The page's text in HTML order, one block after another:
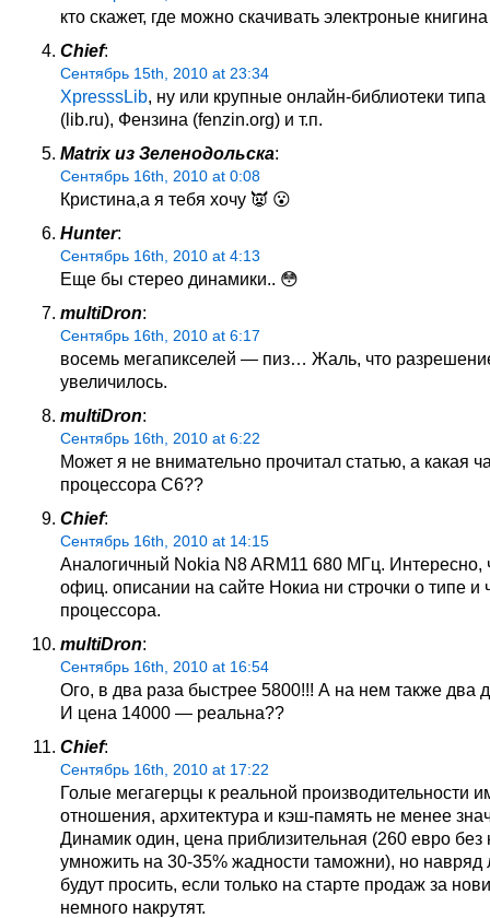
кто скажет, где можно скачивать электроные
Chief:
Сентябрь 15th, 2010 at 23:34
XpresssLib, ну или крупные онлайн-библиотеки
(lib.ru), Фензина (fenzin.org) и т.п.
Matrix из Зеленодольска:
Сентябрь 16th, 2010 at 0:08
Кристина,а я тебя хочу 👿 😮
Hunter:
Сентябрь 16th, 2010 at 4:13
Еще бы стерео динамики.. 😳
multiDron:
Сентябрь 16th, 2010 at 6:17
восемь мегапикселей — пиз… Жаль, что
увеличилось.
multiDron:
Сентябрь 16th, 2010 at 6:22
Может я не внимательно прочитал статью, а какая
процессора С6??
Chief:
Сентябрь 16th, 2010 at 14:15
Аналогичный Nokia N8 ARM11 680 МГц. Интересно,
офиц. описании на сайте Нокиа ни строчки о типе и
процессора.
multiDron:
Сентябрь 16th, 2010 at 16:54
Ого, в два раза быстрее 5800!!! А на нем также два
И цена 14000 — реальна??
Chief:
Сентябрь 16th, 2010 at 17:22
Голые мегагерцы к реальной производительности
отношения, архитектура и кэш-память не менее
Динамик один, цена приблизительная (260 евро без
умножить на 30-35% жадности таможни), но навряд
будут просить, если только на старте продаж за
немного накрутят.